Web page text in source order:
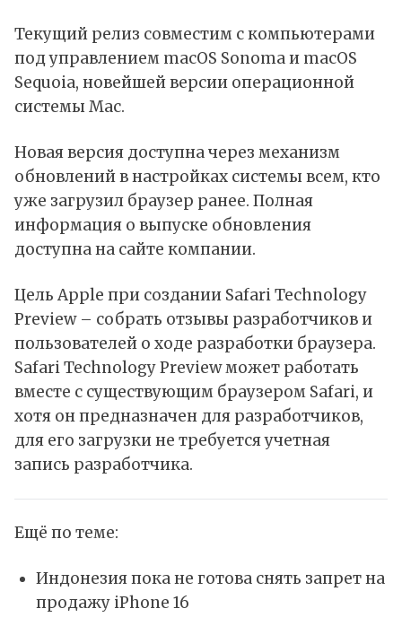
Текущий релиз совместим с компьютерами
под управлением macOS Sonoma и macOS
Sequoia, новейшей версии операционной
системы Mac.
Новая версия доступна через механизм
обновлений в настройках системы всем, кто
уже загрузил браузер ранее. Полная
информация о выпуске обновления
доступна на сайте компании.
Цель Apple при создании Safari Technology
Preview – собрать отзывы разработчиков и
пользователей о ходе разработки браузера.
Safari Technology Preview может работать
вместе с существующим браузером Safari, и
хотя он предназначен для разработчиков,
для его загрузкине требуется учетная
запись разработчика.
Ещё по теме:
Индонезия пока не готова снять запрет на
продажу iPhone 16